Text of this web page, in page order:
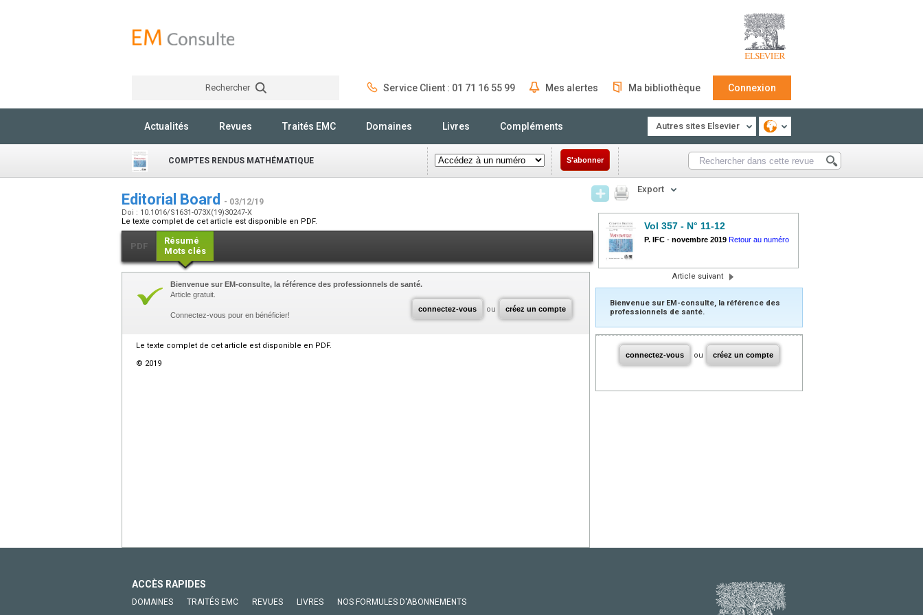
Rechercher Service Client : 01 71 16 55 99 Mes alertes Ma bibliothèque Connexion
Actualités Revues Traités EMC Domaines Livres Compléments Autres sites Elsevier
COMPTES RENDUS MATHÉMATIQUE S'abonner
Editorial Board - 03/12/19
Doi : 10.1016/S1631-073X(19)30247-X
Le texte complet de cet article est disponible en PDF.
PDF
Résumé
Mots clés
connectez-vous ou créez un compte
Bienvenue sur EM-consulte, la référence des professionnels de santé.
Article gratuit.
Connectez-vous pour en bénéficier!
Le texte complet de cet article est disponible en PDF.
© 2019
Export
Vol 357 - N° 11-12
P. IFC - novembre 2019 Retour au numéro
Article suivant
Bienvenue sur EM-consulte, la référence des
professionnels de santé.
connectez-vous ou créez un compte
ACCÈS RAPIDES
DOMAINES TRAITÉS EMC REVUES LIVRES NOS FORMULES D'ABONNEMENTS